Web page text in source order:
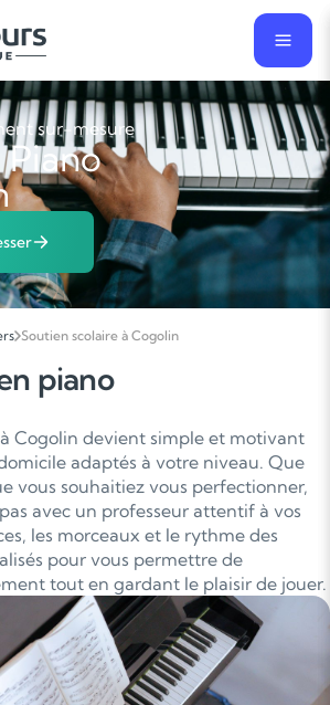
sur-mesure
Soutien scolaire à Cogolin
piano
Cogolin devient simple et motivant
adaptés à votre niveau. Que
vous souhaitiez vous perfectionner,
avec un professeur attentif à vos
les morceaux et le rythme des
pour vous permettre de
tout en gardant le plaisir de jouer.